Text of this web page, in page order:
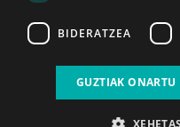
2026ko eka. 1aBIDERATZEA
GUZTIAK ONARTU